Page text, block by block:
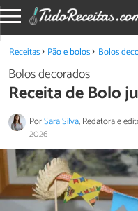
Receitas Pão e bolos Bolos
Bolos decorados
Receita de Bolo
PorSara Silva, Redatora e
2026